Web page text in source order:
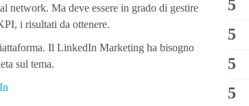
network. Ma deve essere in grado di gestire
i risultati da ottenere.
Il LinkedIn Marketing ha bisogno
sul tema.